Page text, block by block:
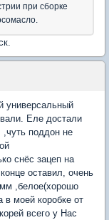
при сборке
универсальный
Еле достали
,чуть поддон не
снёс зацеп на
оставил, очень
,белое(хорошо
в моей коробке от
всего у Нас